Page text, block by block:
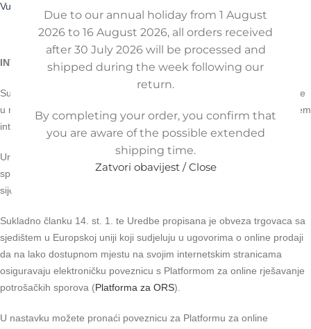
Due to our annual holiday from 1 August
2026 to 16 August 2026, all orders received
after 30 July 2026 will be processed and
shipped during the week following our
return.
By completing your order, you confirm that
you are aware of the possible extended
shipping time.
Zatvori obavijest / Close
Vulkanizacija Pasarić d.o.o.
INTERNETSKO RJEŠAVANJE SPOROVA
Sukladno uredbi Europske unije, pasaric.hr internet-trgovina sudjeluje
u rješavanju potrošačkih sporova za proizvode i usluge kupljene putem
interneta, a koje kupci mogu predati online.
Uredba Europske unije br. 524/2013. o online rješavanju potrošačkih
sporova (
Online Dispute Resolution platform) primjenjuje se od 9.
siječnja 2016.
Sukladno članku 14. st. 1. te Uredbe propisana je obveza trgovaca sa
sjedištem u Europskoj uniji koji sudjeluju u ugovorima o online prodaji
da na lako dostupnom mjestu na svojim internetskim stranicama
osiguravaju elektroničku poveznicu s Platformom za online rješavanje
potrošačkih sporova (Platforma za ORS).
U nastavku možete pronaći poveznicu za Platformu za online